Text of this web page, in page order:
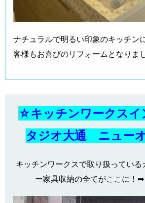
ナチュラルで明るい印象のキッチン
客様もお喜びのリフォームとなりま
☆キッチンワークスイ
タジオ大通 ニュー
キッチンワークスで取り扱ってい
ー家具収納の全てがここに！➡